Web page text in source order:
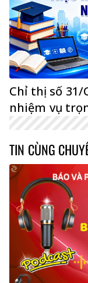
Chỉ thị số 31/
nhiệm vụ
TIN CÙNG